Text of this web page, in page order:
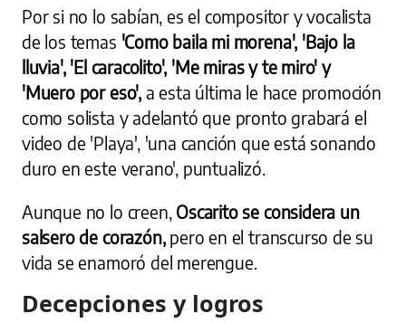
Por si no lo sabían, es el compositor y vocalista
de los temas 'Como baila mi morena', 'Bajo la
lluvia', 'El caracolito', 'Me miras y te miro' y
'Muero por eso', a esta última le hace promoción
como solista y adelantó que pronto grabará el
video de 'Playa', 'una canción que está sonando
duro en este verano', puntualizó.
Aunque no lo creen, Oscarito se considera un
salsero de corazón, pero en el transcurso de su
vida se enamoró del merengue.
Decepciones y logros